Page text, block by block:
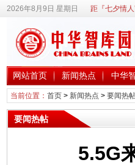
2026年8月9日 星期日 距『七夕情
网站首页 新闻热点 中华
当前位置： 首页> 新闻热点 > 要闻热
要闻热帖
5.5G